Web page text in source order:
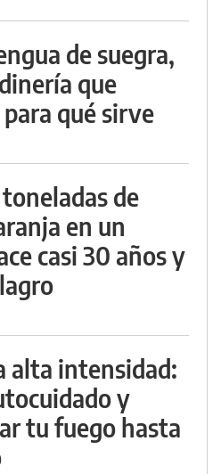
de suegra,
que
qué sirve
de
en un
casi 30 años y
alta intensidad:
y
tu fuego hasta